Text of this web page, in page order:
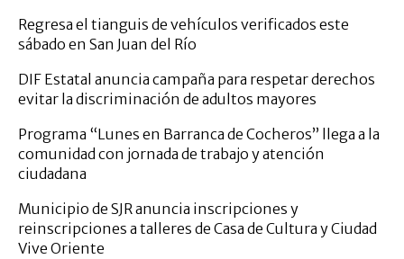
Regresa el tianguis de vehículos verificados este
sábado en San Juan del Río
DIF Estatal anuncia campaña para respetar derechos
evitar la discriminación de adultos mayores
Programa “Lunes en Barranca de Cocheros” llega a la
comunidad con jornada de trabajo y atención
ciudadana
Municipio de SJR anuncia inscripciones y
reinscripciones a talleres de Casa de Cultura y Ciudad
Vive Oriente